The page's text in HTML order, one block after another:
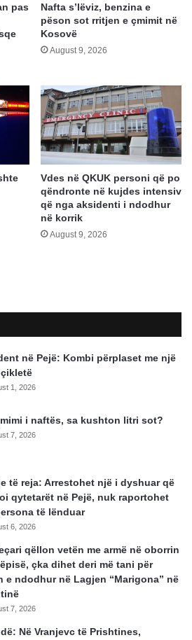
pas
Nafta s’lëviz, benzina e
pëson sot rritjen e çmimit në
Kosovë
August 9, 2026
Vdes në QKUK personi që po
qëndronte në kujdes intensiv
që nga aksidenti i ndodhur
në korrik
August 9, 2026
në Pejë: Kombi përplaset me një
1, 2026
i naftës, sa kushton litri sot?
7, 2026
të reja: Arrestohet një i dyshuar që
qytetarët në Pejë, nuk raportohet
të lënduar
6, 2026
qëllon vetën me armë në oborrin
çka dihet deri më tani për
e ndodhur në Lagjen “Marigona” në
7, 2026
Në Vranjevc të Prishtines,